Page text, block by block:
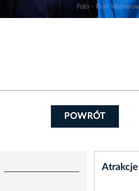
POWRÓT